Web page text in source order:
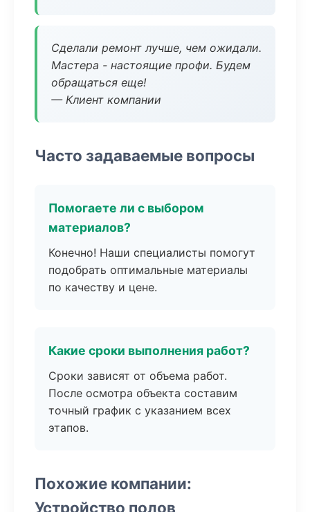
Сделали ремонт лучше, чем ожидали.
Мастера - настоящие профи. Будем
обращаться еще!
— Клиент компании
Часто задаваемые вопросы
Помогаете ли с выбором
материалов?
Конечно! Наши специалисты помогут
подобрать оптимальные материалы
по качеству и цене.
Какие сроки выполнения работ?
Сроки зависят от объема работ.
После осмотра объекта составим
точный график с указанием всех
этапов.
Похожие компании:
Устройство полов